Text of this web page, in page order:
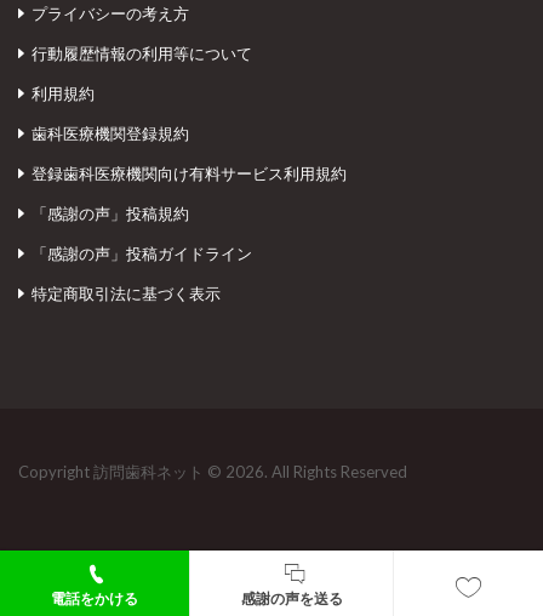
電話をかける 感謝の声を送る
プライバシーの考え方
行動履歴情報の利用等について
利用規約
歯科医療機関登録規約
登録歯科医療機関向け有料サービス利用規約
「感謝の声」投稿規約
「感謝の声」投稿ガイドライン
特定商取引法に基づく表示
Copyright 訪問歯科ネット © 2026. All Rights Reserved